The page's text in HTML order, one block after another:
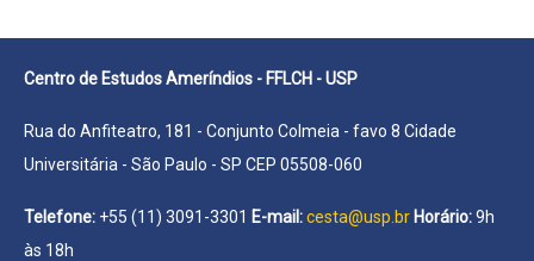
Centro de Estudos Ameríndios - FFLCH - USP
Rua do Anfiteatro, 181 - Conjunto Colmeia - favo 8 Cidade
Universitária - São Paulo - SP CEP 05508-060
Telefone: +55 (11) 3091-3301 E-mail:cesta@usp.br Horário:9h
às 18h